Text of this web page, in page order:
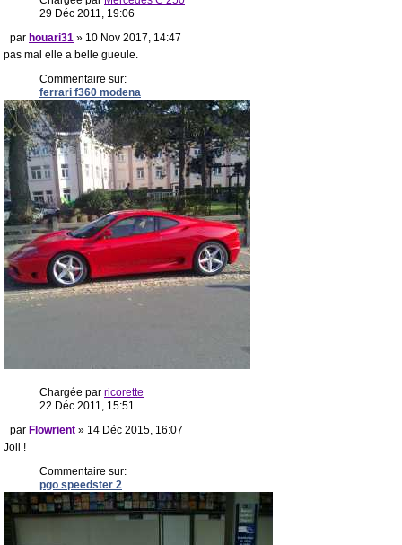
29 Déc 2011, 19:06
par houari31 » 10 Nov 2017, 14:47
pas mal elle a belle gueule.
Commentaire sur:
ferrari f360 modena
Chargée par ricorette
22 Déc 2011, 15:51
par Flowrient » 14 Déc 2015, 16:07
Joli !
Commentaire sur:
pgo speedster 2